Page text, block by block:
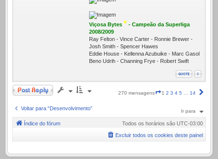
Viçosa Bytes * - Campeão da Superliga
2008/2009
Ray Felton - Vince Carter - Ronnie Brewer -
Josh Smith - Spencer Hawes
Eddie House - Kellenna Azubuike - Marc Gasol
Beno Udrih - Channing Frye - Robert Swift
Responder
270 mensagens
Página
1 2 3 4 5 … 14
Voltar para “Desenvolvimento” Ir para
Índice do fórum Todos os horários são UTC-03:00
Excluir todos os cookies deste painel
.